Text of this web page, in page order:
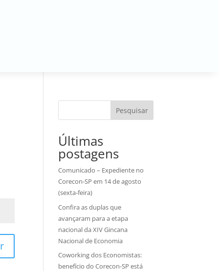
Pesquisar
Últimas
postagens
Comunicado – Expediente no
Corecon-SP em 14 de agosto
(sexta-feira)
Confira as duplas que
avançaram para a etapa
nacional da XIV Gincana
Nacional de Economia
Coworking dos Economistas:
benefício do Corecon-SP está